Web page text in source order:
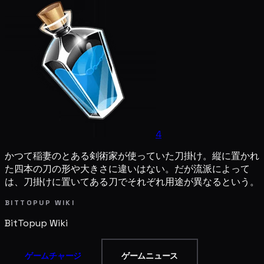
4
かつて稲妻のとある剣術家が使っていた刀掛け。縦に置かれ
た四本の刀の形や大きさに違いはない。だが流派によって
は、刀掛けに置いてある刀でそれぞれ用途が異なるという。
BITTOPUP WIKI
BitTopup Wiki
ゲームチャージ ゲームニュース